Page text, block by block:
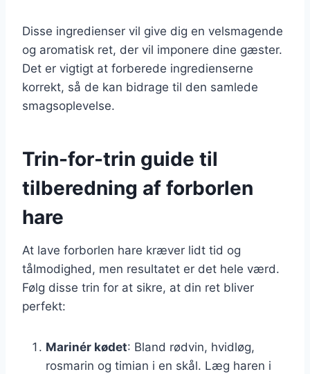
Disse ingredienser vil give dig en velsmagende
og aromatisk ret, der vil imponere dine gæster.
Det er vigtigt at forberede ingredienserne
korrekt, så de kan bidrage til den samlede
smagsoplevelse.
Trin-for-trin guide til
tilberedning af forborlen
hare
At lave forborlen hare kræver lidt tid og
tålmodighed, men resultatet er det hele værd.
Følg disse trin for at sikre, at din ret bliver
perfekt:
Marinér kødet: Bland rødvin, hvidløg,
rosmarin og timian i en skål. Læg haren i